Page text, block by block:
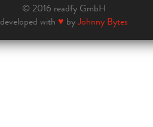
© 2016 readfy GmbH
developed with ♥ byJohnny Bytes